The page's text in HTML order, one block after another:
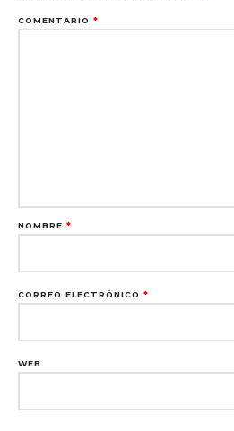
COMENTARIO *
NOMBRE *
CORREO ELECTRÓNICO *
WEB